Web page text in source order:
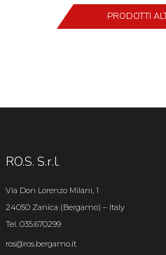
PRODOTTI
RO.S. S.r.l.
Via Don Lorenzo Milani, 1
24050 Zanica (Bergamo) – Italy
Tel. 035.670299
ros@ros.bergamo.it